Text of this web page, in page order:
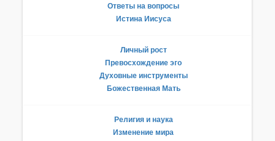
Ответы на вопросы
Истина Иисуса
Личный рост
Превосхождение эго
Духовные инструменты
Божественная Мать
Религия и наука
Изменение мира